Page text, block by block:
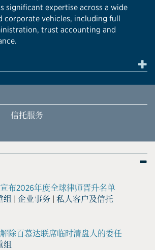
significant expertise across a wide
corporate vehicles, including full
trust accounting and
信托服务
布2026年度全球律师晋升名单
组 | 企业事务 | 私人客户及信托
除百慕达联席临时清盘人的委任
组